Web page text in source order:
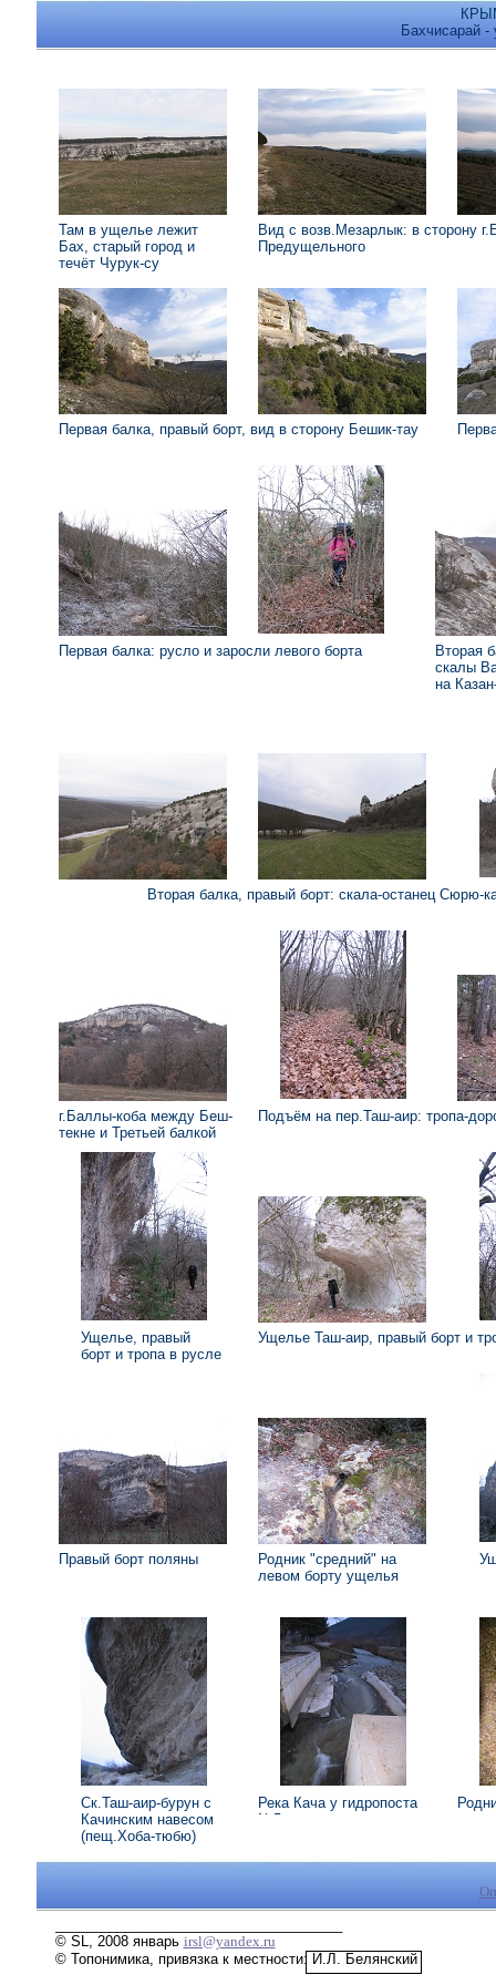
Бахчисарай
Там в ущелье лежит
Бах, старый город и
течёт Чурук-су
Вид с возв.Мезарлык: в сторону
Предущельного
Первая балка, правый борт, вид в сторону Бешик-тау
Первая балка: русло и заросли левого борта
Вторая
скалы
на
Вторая балка, правый борт: скала-останец Сюрю-
г.Баллы-коба между Беш-
текне и Третьей балкой
Подъём на пер.Таш-аир: тропа-
Ущелье, правый
борт и тропа в русле
Ущелье Таш-аир, правый борт и
Правый борт поляны
Родник "средний" на
левом борту ущелья
Ск.Таш-аир-бурун с
Качинским навесом
(пещ.Хоба-тюбю)
Река Кача у гидропоста
№5
© SL, 2008 январь irsl@yandex.ru
© Топонимика, привязка к местности: И.Л. Белянский